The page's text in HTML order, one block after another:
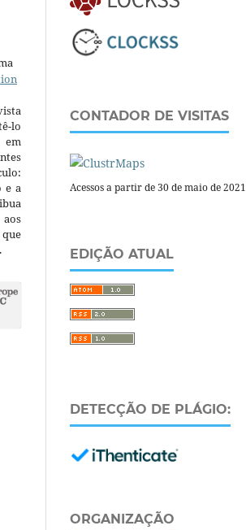
lo
em
e a
CONTADOR DE VISITAS
Acessos a partir de 30 de maio de 2021
EDIÇÃO ATUAL
DETECÇÃO DE PLÁGIO:
ORGANIZAÇÃO